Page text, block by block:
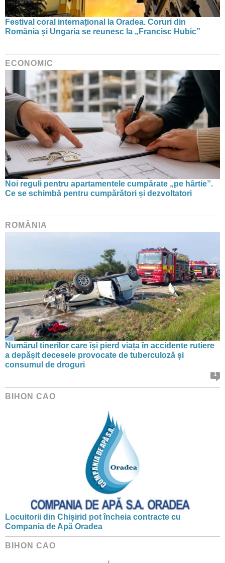
Festival coral internațional la Oradea. Coruri din
România și Ungaria se reunesc la „Francisc Hubic”
ECONOMIC
Noi reguli pentru apartamentele cumpărate „pe hârtie”.
Ce se schimbă pentru cumpărători și dezvoltatori
ROMÂNIA
Numărul tinerilor care își pierd viața în accidente rutiere
a depășit decesele provocate de tuberculoză și
consumul de droguri
1
BIHON CAO
Locuitorii din Chișirid pot încheia contracte cu
Compania de Apă Oradea
BIHON CAO